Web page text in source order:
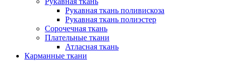
Рукавная ткань поливискоза
Рукавная ткань полиэстер
Сорочечная ткань
Плательные ткани
Атласная ткань
Карманные ткани